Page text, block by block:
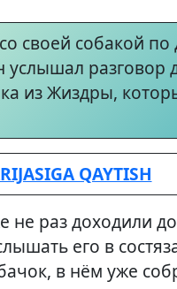
своей собакой по
разговор
из Жиздры,
QAYTISH
раз доходили
его в
в нём уже